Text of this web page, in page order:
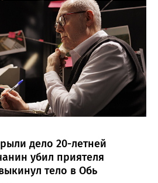
жилого дома. Произошла потасовка
кухонным ножом. Он нанес
различным частям тела, которые
время судебного заседания
но от дачи показаний
дело 20-летней
убил приятеля
тело в Обь